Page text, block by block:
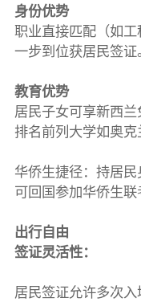
身份优势
职业直接匹配（如工
一步到位获居民签证
教育优势
居民子女可享新西
排名前列大学如奥克
华侨生捷径：持居
可回国参加华侨生
出行自由
签证灵活性：
居民签证允许多次入